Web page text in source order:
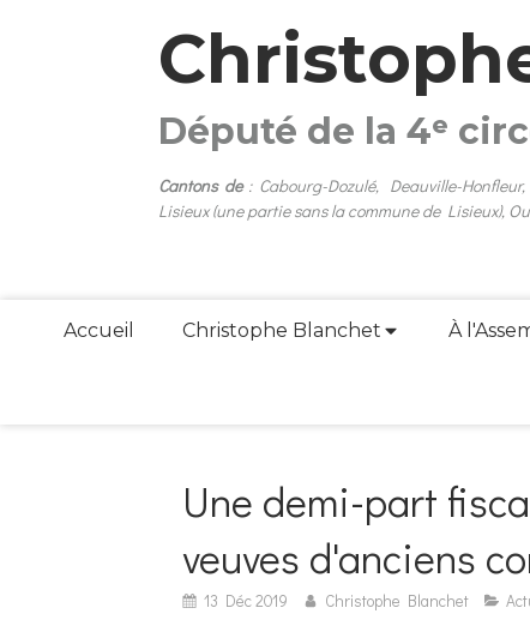
Député de la 4ᵉ
Cantons de : Cabourg-Dozulé, Deauville-
Lisieux (une partie sans la commune de Lisieux),
Accueil Christophe Blanchet À
Une demi-part
veuves d'anciens
13 Déc 2019 Christophe Blanchet